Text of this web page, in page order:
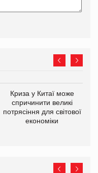
Криза у Китаї може
спричинити великі
потрясіння для світової
економіки